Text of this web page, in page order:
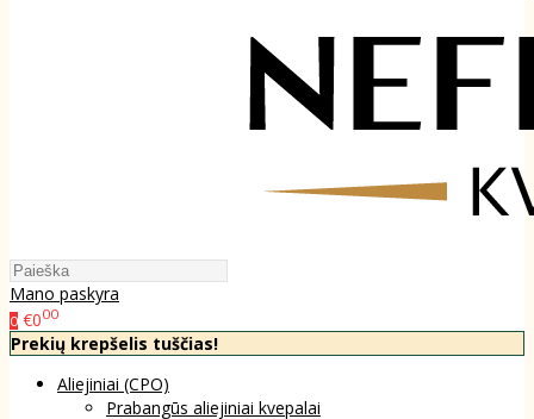
Mano paskyra
0 €000
Prekių krepšelis tuščias!
Aliejiniai (CPO)
Prabangūs aliejiniai kvepalai